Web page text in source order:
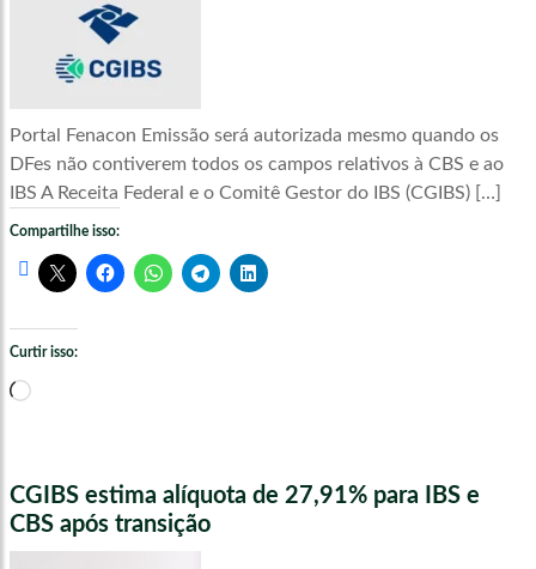
Portal Fenacon Emissão será autorizada mesmo quando os
DFes não contiverem todos os campos relativos à CBS e ao
IBS A Receita Federal e o Comitê Gestor do IBS (CGIBS) […]
Compartilhe isso:
Curtir isso:
Carregando...
CGIBS estima alíquota de 27,91% para IBS e
CBS após transição